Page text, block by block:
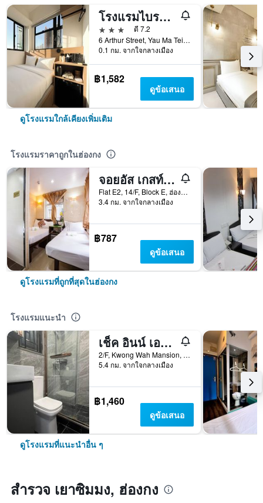
โรงแรมไบรดัลทีเฮ้าส์ เหยามาเต่ย อาเธอร์
3 ดาว
ดี 7.2
6 Arthur Street, Yau Ma Tei, ฮ่องกง, ฮ่องกง
0.1 กม. จากใจกลางเมือง
฿1,582
ดูข้อเสนอ
ดูโรงแรมใกล้เคียงเพิ่มเติม
โรงแรมราคาถูกในฮ่องกง
จอยอัส เกสท์เฮาส์
Flat E2, 14/F, Block E, ฮ่องกง, ฮ่องกง
3.4 กม. จากใจกลางเมือง
฿787
ดูข้อเสนอ
ดูโรงแรมที่ถูกที่สุดในฮ่องกง
โรงแรมแนะนำ
เช็ค อินน์ เอสเค - โฮสเทล
2/F, Kwong Wah Mansion, 269-273 Hennessy Road, ฮ่องกง, ฮ่องกง
5.4 กม. จากใจกลางเมือง
฿1,460
ดูข้อเสนอ
ดูโรงแรมที่แนะนำอื่น ๆ
สำรวจ เยาซิมมง, ฮ่องกง